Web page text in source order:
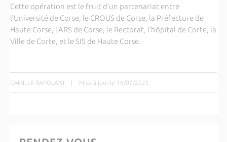
Cette opération est le fruit d’un partenariat entre
l’Université de Corse, le CROUS de Corse, la Préfecture de
Haute Corse, l’ARS de Corse, le Rectorat, l’hôpital de Corte, la
Ville de Corte, et le SIS de Haute Corse.
CAMILLE RAPOLANI | Mise à jour le 16/07/2025